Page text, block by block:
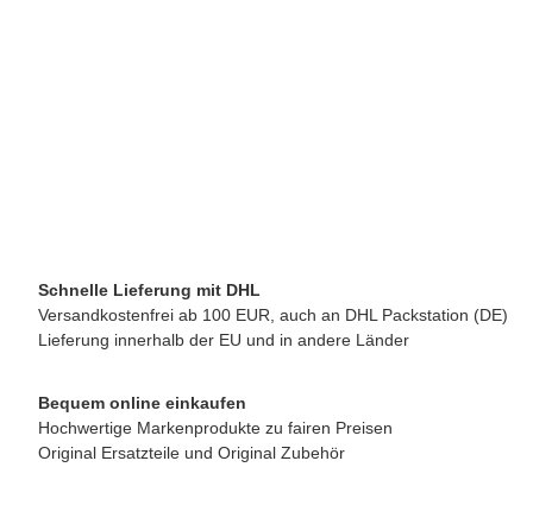
Schnelle Lieferung mit DHL
Versandkostenfrei ab 100 EUR, auch an DHL Packstation (DE)
Lieferung innerhalb der EU und in andere Länder
Bequem online einkaufen
Hochwertige Markenprodukte zu fairen Preisen
Original Ersatzteile und Original Zubehör